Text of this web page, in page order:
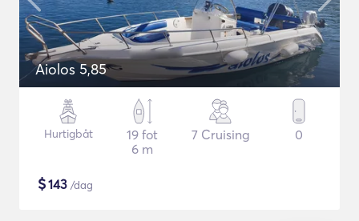
Aiolos 5,85
Hurtigbåt
19 fot
6 m
7 Cruising 0
$143 /dag